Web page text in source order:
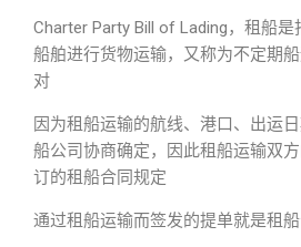
Charter Party Bill of Lading，租船
船舶进行货物运输，又称为不定期
对
因为租船运输的航线、港口、出运
船公司协商确定，因此租船运输双
订的租船合同规定
通过租船运输而签发的提单就是租